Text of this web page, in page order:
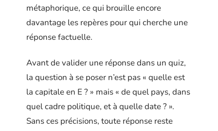
métaphorique, ce qui brouille encore
davantage les repères pour qui cherche une
réponse factuelle.
Avant de valider une réponse dans un quiz,
la question à se poser n’est pas « quelle est
la capitale en E ? » mais « de quel pays, dans
quel cadre politique, et à quelle date ? ».
Sans ces précisions, toute réponse reste